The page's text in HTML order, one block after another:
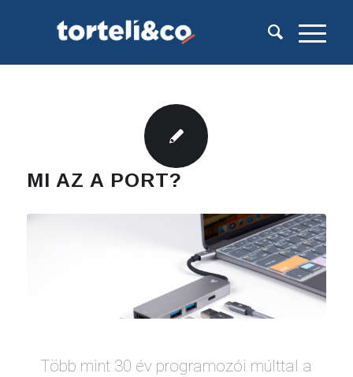
MI AZ A PORT?
Több mint 30 év programozói múlttal a